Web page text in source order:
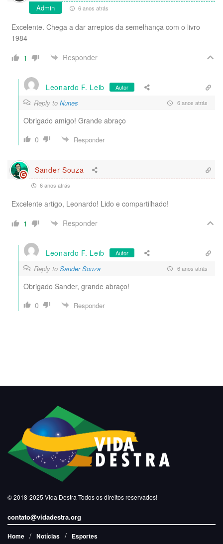
Admin 6 anos atrás
Excelente. Chega a dar arrepios da semelhança com o livro
1984
1
Responder
Leonardo F. Leib Autor
Reply to Nunes 6 anos atrás
Obrigado amigo! Grande abraço
0
Responder
Sander Souza
6 anos atrás
Excelente artigo, Leonardo! Lido e compartilhado!
1
Responder
Leonardo F. Leib Autor
Reply to Sander Souza 6 anos atrás
Obrigado Sander, grande abraço!
0
Responder
© 2018-2025 Vida Destra Todos os direitos reservados!
contato@vidadestra.org
Home Notícias Esportes